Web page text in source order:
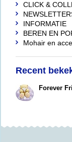
CLICK &
INFORMATIE
BEREN EN
Mohair en
Recent